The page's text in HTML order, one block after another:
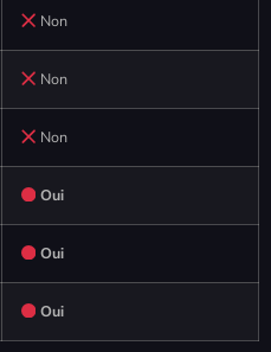
Non
Non
Non
Oui
Oui
Oui